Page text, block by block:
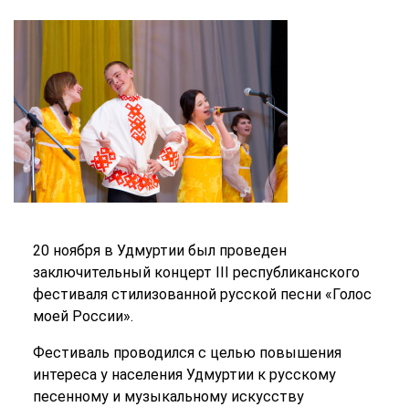
20 ноября в Удмуртии был проведен
заключительный концерт III республиканского
фестиваля стилизованной русской песни «Голос
моей России».
Фестиваль проводился с целью повышения
интереса у населения Удмуртии к русскому
песенному и музыкальному искусству